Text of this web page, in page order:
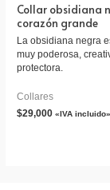
Collar obsidiana
corazón grande
La obsidiana negra
muy poderosa,
protectora.
Collares
$29,000 «IVA incluido»